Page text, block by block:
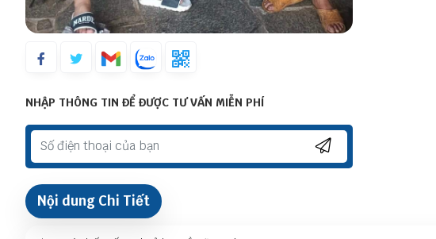
NHẬP THÔNG TIN ĐỂ ĐƯỢC TƯ VẤN MIỄN PHÍ
Nội dung Chi Tiết